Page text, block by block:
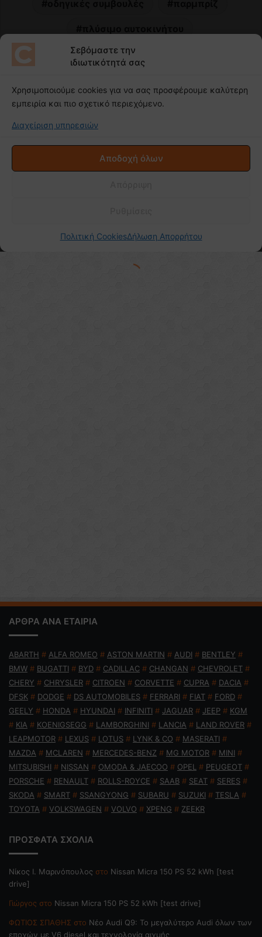
ΑΡΘΡΑ ΑΝΑ ΕΤΑΙΡΙΑ
ABARTH # ALFA ROMEO # ASTON MARTIN # AUDI # BENTLEY #
BMW # BUGATTI # BYD # CADILLAC # CHANGAN # CHEVROLET #
CHERY # CHRYSLER # CITROEN # CORVETTE # CUPRA # DACIA #
DFSK # DODGE # DS AUTOMOBILES # FERRARI # FIAT # FORD #
GEELY # HONDA # HYUNDAI # INFINITI # JAGUAR # JEEP # KGM
# KIA # KOENIGSEGG # LAMBORGHINI # LANCIA # LAND ROVER #
LEAPMOTOR # LEXUS # LOTUS # LYNK & CO # MASERATI #
MAZDA # MCLAREN # MERCEDES-BENZ # MG MOTOR # MINI #
MITSUBISHI # NISSAN # OMODA & JAECOO # OPEL # PEUGEOT #
PORSCHE # RENAULT # ROLLS-ROYCE # SAAB # SEAT # SERES #
SKODA # SMART # SSANGYONG # SUBARU # SUZUKI # TESLA #
TOYOTA # VOLKSWAGEN # VOLVO # XPENG # ZEEKR
ΠΡΟΣΦΑΤΑ ΣΧΟΛΙΑ
Nίκος Ι. Mαρινόπουλος στο Nissan Micra 150 PS 52 kWh [test
drive]
Γιώργος στο Nissan Micra 150 PS 52 kWh [test drive]
ΦΩΤΙΟΣ ΣΠΑΘΗΣ στο Νέο Audi Q9: Το μεγαλύτερο Audi όλων των
εποχών με V6 diesel και τεχνολογία αιχμής